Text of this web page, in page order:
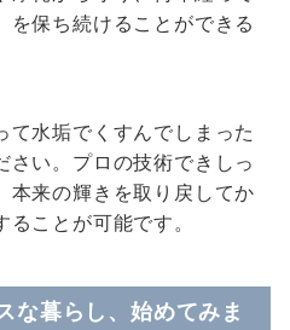
を保ち続けることができる
て水垢でくすんでしまった
さい。プロの技術できしっ
本来の輝きを取り戻してか
ことが可能です。
な暮らし、始めてみま